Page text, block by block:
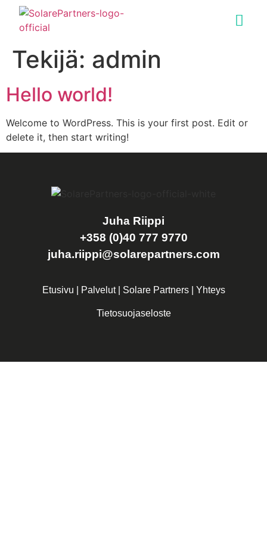
Tekijä: admin
Hello world!
Welcome to WordPress. This is your first post. Edit or
delete it, then start writing!
Juha Riippi
+358 (0)40 777 9770
juha.riippi@solarepartners.com
Etusivu Palvelut| Solare Partners| Yhteys
Tietosuojaseloste